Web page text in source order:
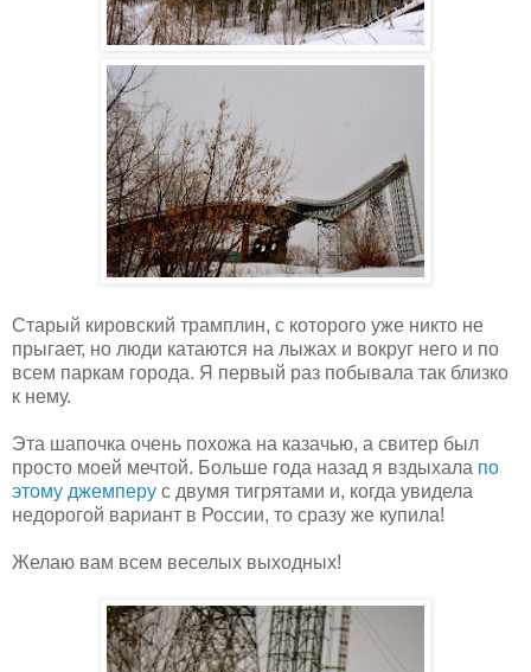
Старый кировский трамплин, с которого уже никто не
прыгает, но люди катаются на лыжах и вокруг него и по
всем паркам города. Я первый раз побывала так близко
к нему.
Эта шапочка очень похожа на казачью, а свитер был
просто моей мечтой. Больше года назад я вздыхала по
этому джемперу с двумя тигрятами и, когда увидела
недорогой вариант в России, то сразу же купила!
Желаю вам всем веселых выходных!